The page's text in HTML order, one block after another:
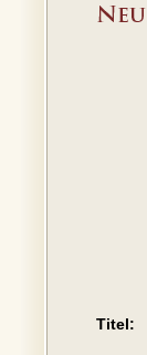
Titel: